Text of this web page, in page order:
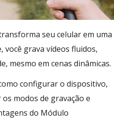
seu celular em uma
você grava vídeos fluidos,
mesmo em cenas dinâmicas.
configurar o dispositivo,
modos de gravação e
do Módulo